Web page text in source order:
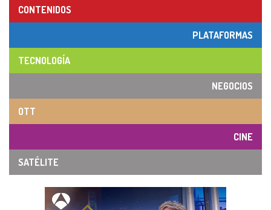
CONTENIDOS
PLATAFORMAS
TECNOLOGÍA
NEGOCIOS
OTT
CINE
SATÉLITE